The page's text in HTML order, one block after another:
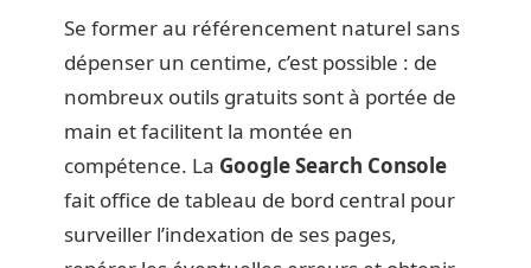
Se former au référencement naturel sans
dépenser un centime, c’est possible : de
nombreux outils gratuits sont à portée de
main et facilitent la montée en
compétence. La Google Search Console
fait office de tableau de bord central pour
surveiller l’indexation de ses pages,